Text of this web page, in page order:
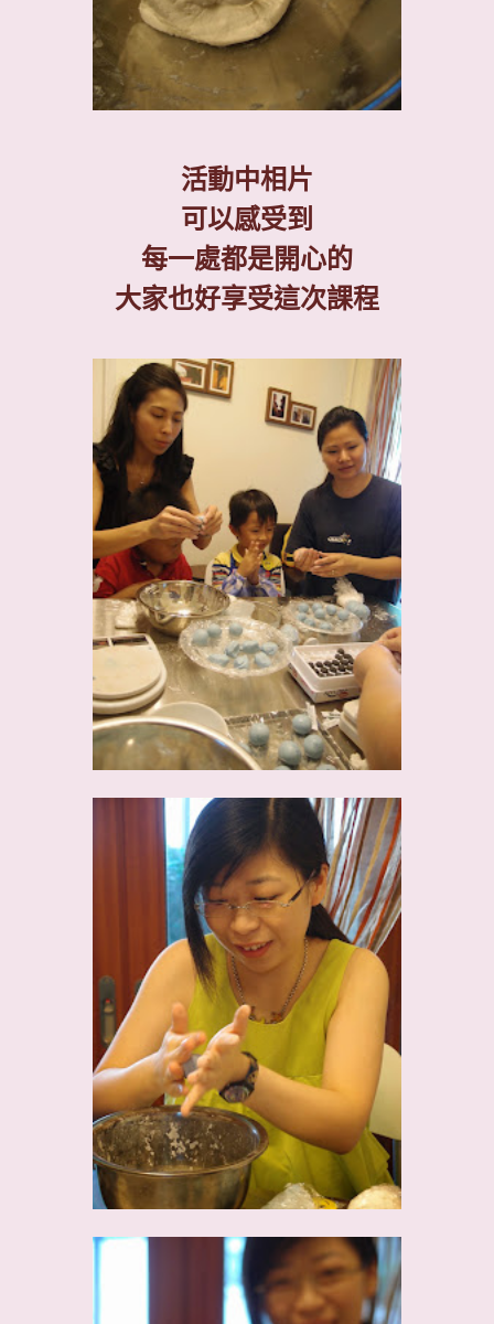
活動中相片
可以感受到
每一處都是開心的
大家也好享受這次課程